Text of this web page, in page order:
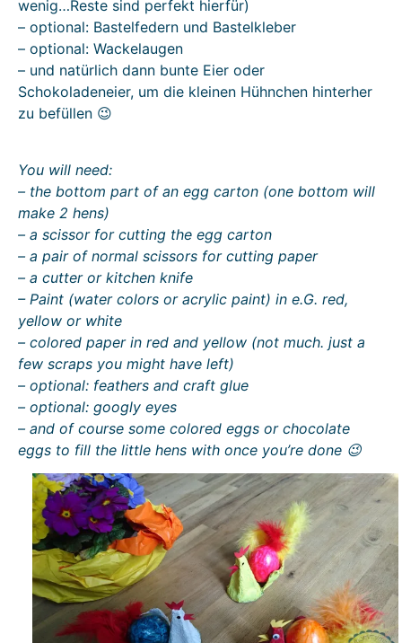
wenig…Reste sind perfekt hierfür)
– optional: Bastelfedern und Bastelkleber
– optional: Wackelaugen
– und natürlich dann bunte Eier oder
Schokoladeneier, um die kleinen Hühnchen hinterher
zu befüllen 😉
You will need:
– the bottom part of an egg carton (one bottom will
make 2 hens)
– a scissor for cutting the egg carton
– a pair of normal scissors for cutting paper
– a cutter or kitchen knife
– Paint (water colors or acrylic paint) in e.G. red,
yellow or white
– colored paper in red and yellow (not much. just a
few scraps you might have left)
– optional: feathers and craft glue
– optional: googly eyes
– and of course some colored eggs or chocolate
eggs to fill the little hens with once you’re done 😉